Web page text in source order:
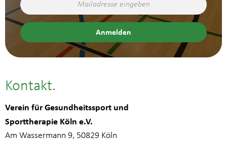
Kontakt
Verein für Gesundheitssport und
Sporttherapie Köln e.V.
Am Wassermann 9, 50829 Köln